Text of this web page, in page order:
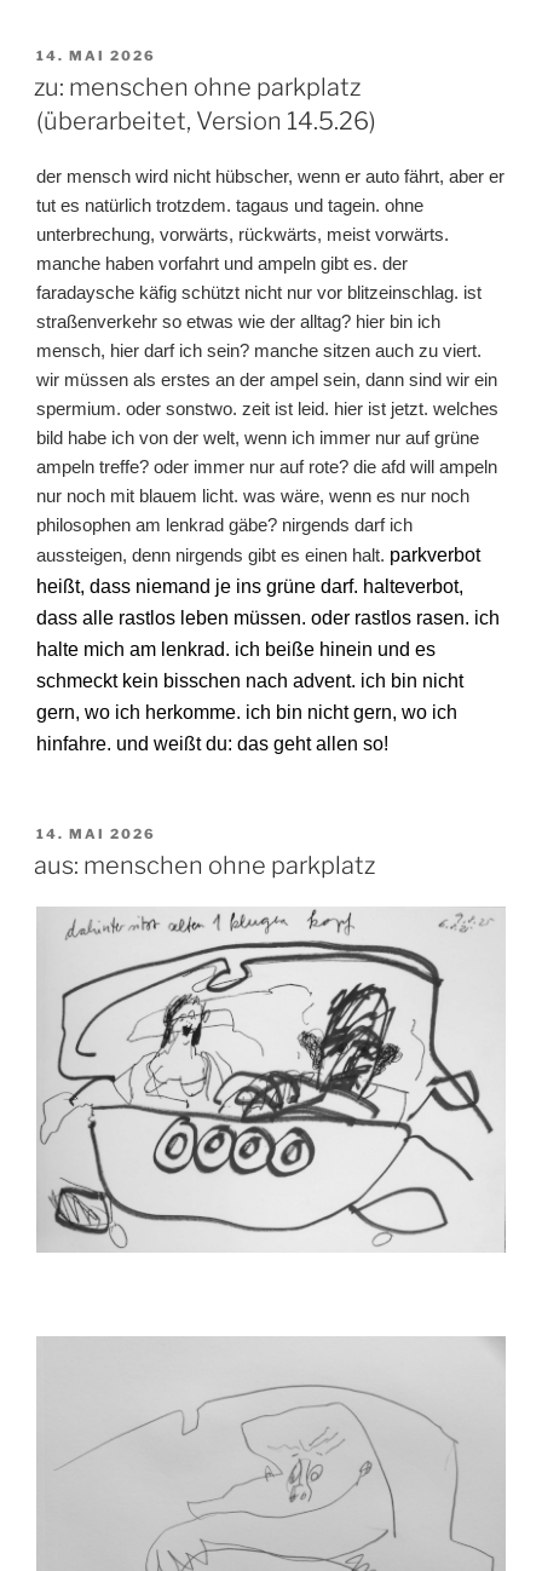
VERÖFFENTLICHT
14. MAI 2026
zu: menschen ohne parkplatz
(überarbeitet, Version 14.5.26)
der mensch wird nicht hübscher, wenn er auto fährt, aber er
tut es natürlich trotzdem. tagaus und tagein. ohne
unterbrechung, vorwärts, rückwärts, meist vorwärts.
manche haben vorfahrt und ampeln gibt es. der
faradaysche käfig schützt nicht nur vor blitzeinschlag. ist
straßenverkehr so etwas wie der alltag? hier bin ich
mensch, hier darf ich sein? manche sitzen auch zu viert.
wir müssen als erstes an der ampel sein, dann sind wir ein
spermium. oder sonstwo. zeit ist leid. hier ist jetzt. welches
bild habe ich von der welt, wenn ich immer nur auf grüne
ampeln treffe? oder immer nur auf rote? die afd will ampeln
nur noch mit blauem licht. was wäre, wenn es nur noch
philosophen am lenkrad gäbe? nirgends darf ich
aussteigen, denn nirgends gibt es einen halt. parkverbot
heißt, dass niemand je ins grüne darf. halteverbot,
dass alle rastlos leben müssen. oder rastlos rasen. ich
halte mich am lenkrad. ich beiße hinein und es
schmeckt kein bisschen nach advent. ich bin nicht
gern, wo ich herkomme. ich bin nicht gern, wo ich
hinfahre. und weißt du: das geht allen so!
VERÖFFENTLICHT
14. MAI 2026
aus: menschen ohne parkplatz